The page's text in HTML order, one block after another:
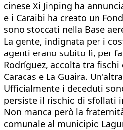
cinese Xi Jinping ha
e i Caraibi ha creato un
sono stoccati nella Base
La gente, indignata per i
agenti erano subito lì, per
Rodríguez, accolta tra
Caracas e La Guaira.
Ufficialmente i deceduti
persiste il rischio di sfollati
Non manca però la
comunale al municipio